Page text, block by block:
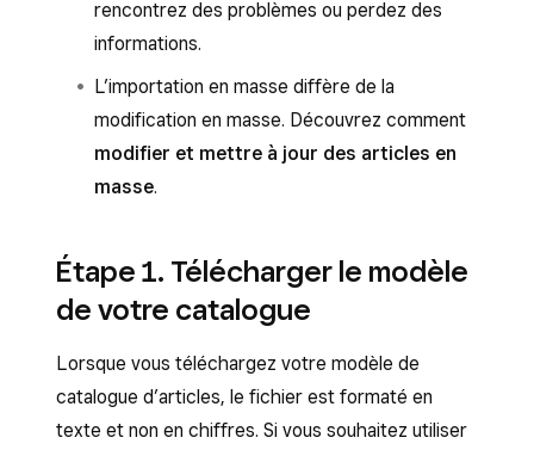
rencontrez des problèmes ou perdez des
informations.
L’importation en masse diffère de la
modification en masse. Découvrez comment
modifier et mettre à jour des articles en
masse.
Étape 1. Télécharger le modèle
de votre catalogue
Lorsque vous téléchargez votre modèle de
catalogue d’articles, le fichier est formaté en
texte et non en chiffres. Si vous souhaitez utiliser